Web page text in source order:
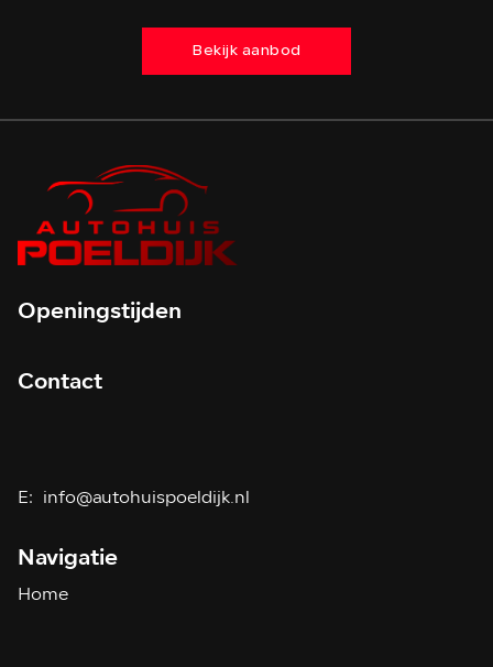
Bekijk aanbod
Openingstijden
Contact
E: info@autohuispoeldijk.nl
Navigatie
Home